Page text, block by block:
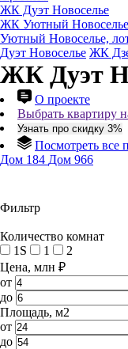
ЖК Дуэт Новоселье
ЖК Уютный
Уютный Новоселье,
Дуэт Новоселье ЖК
ЖК Дуэт
О проекте
Выбрать квартиру
Узнать про скидку 3%
Посмотреть все
Дом 184 Дом 966
Фильтр
Количество комнат
1S
1
2
Цена, млн ₽
от
до
Площадь, м2
от
до